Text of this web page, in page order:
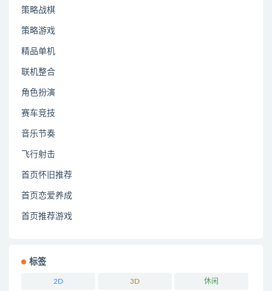
策略战棋
策略游戏
精品单机
联机整合
角色扮演
赛车竞技
音乐节奏
飞行射击
首页怀旧推荐
首页恋爱养成
首页推荐游戏
标签
2D 3D 休闲